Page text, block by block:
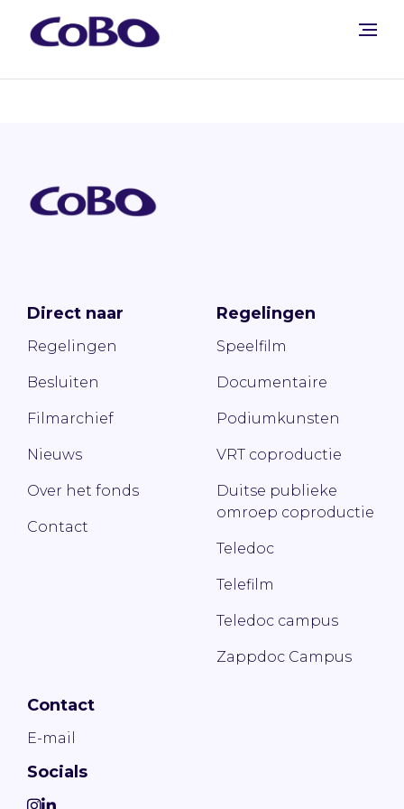
Direct naar
Regelingen
Besluiten
Filmarchief
Nieuws
Over het fonds
Contact
Regelingen
Speelfilm
Documentaire
Podiumkunsten
VRT coproductie
Duitse publieke
omroep coproductie
Teledoc
Telefilm
Teledoc campus
Zappdoc Campus
Contact
E-mail
Socials